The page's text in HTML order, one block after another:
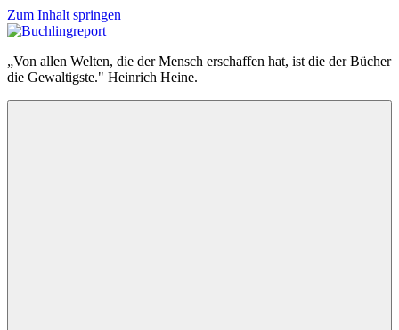
Zum Inhalt springen
Buchlingreport
„Von allen Welten, die der Mensch erschaffen hat, ist die der Bücher
die Gewaltigste." Heinrich Heine.